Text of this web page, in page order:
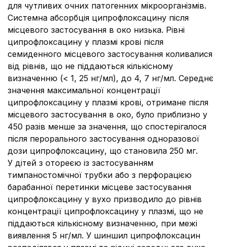
для чутливих очних патогенних мікроорганізмів.
Системна абсорбція ципрофлоксацину після
місцевого застосування в око низька. Рівні
ципрофлоксацину у плазмі крові після
семиденного місцевого застосування коливалися
від рівнів, що не піддаються кількісному
визначенню (< 1, 25 нг/мл), до 4, 7 нг/мл. Середнє
значення максимальної концентрації
ципрофлоксацину у плазмі крові, отримане після
місцевого застосування в око, було приблизно у
450 разів менше за значення, що спостерігалося
після перорального застосування одноразової
дози ципрофлоксацину, що становила 250 мг.
У дітей з отореєю із застосуванням
тимпаностомічної трубки або з перфорацією
барабанної перетинки місцеве застосування
ципрофлоксацину у вухо призводило до рівнів
концентрації ципрофлоксацину у плазмі, що не
піддаються кількісному визначенню, при межі
виявлення 5 нг/мл. У шиншил ципрофлоксацин